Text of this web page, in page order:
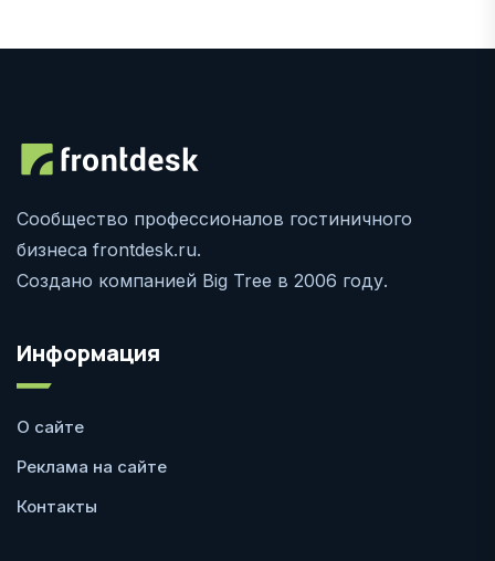
Сообщество профессионалов гостиничного
бизнеса frontdesk.ru.
Создано компанией Big Tree в 2006 году.
Информация
О сайте
Реклама на сайте
Контакты